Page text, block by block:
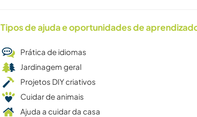
Tipos de ajuda e oportunidades de
Prática de idiomas
Jardinagem geral
Projetos DIY criativos
Cuidar de animais
Ajuda a cuidar da casa